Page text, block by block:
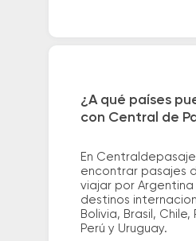
¿A qué países
con Central de
En
encontrar pasajes
viajar por Argentina
destinos
Bolivia, Brasil, Chile,
Perú y Uruguay.